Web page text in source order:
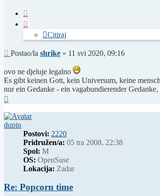
Citiraj
Post
Postao/la shrike » 11 svi 2020, 09:16
ovo ne djeluje legalno
Es gibt keinen Gott, kein Universum, keine
nur ein Gedanke - ein vagabundierender
dupin
Postovi: 2220
Pridružen/a: 05 tra 2008, 22:38
Spol: M
OS: OpenSuse
Lokacija: Zadar
Re: Popcorn time